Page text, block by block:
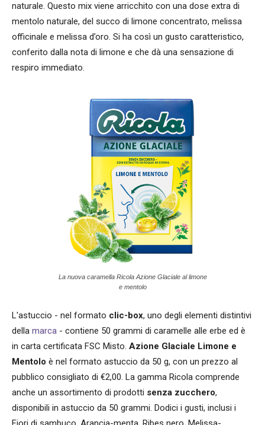
naturale. Questo mix viene arricchito con una dose extra di
mentolo naturale, del succo di limone concentrato, melissa
officinale e melissa d’oro. Si ha così un gusto caratteristico,
conferito dalla nota di limone e che dà una sensazione di
respiro immediato.
La nuova caramella Ricola Azione Glaciale al limone
e mentolo
L'astuccio - nel formato clic-box, uno degli elementi distintivi
della marca - contiene 50 grammi di caramelle alle erbe ed è
in carta certificata FSC Misto. Azione Glaciale Limone e
Mentolo è nel formato astuccio da 50 g, con un prezzo al
pubblico consigliato di €2,00. La gamma Ricola comprende
anche un assortimento di prodotti senza zucchero,
disponibili in astuccio da 50 grammi. Dodici i gusti, inclusi i